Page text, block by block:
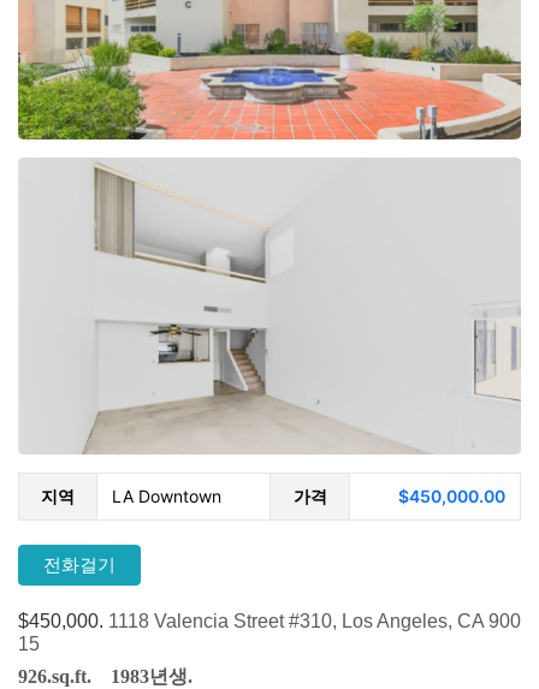
지역 LA Downtown 가격 $450,000.00
전화걸기
$450,000. 1118 Valencia Street #310, Los Angeles, CA 900
15
926.sq.ft. 1983년생.